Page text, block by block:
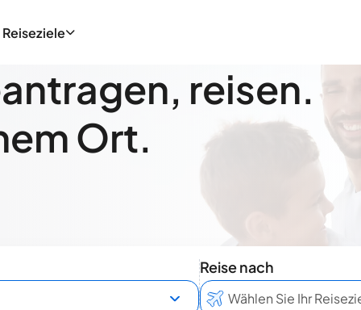
Reiseziele
reisen.
Ort.
Reise nach